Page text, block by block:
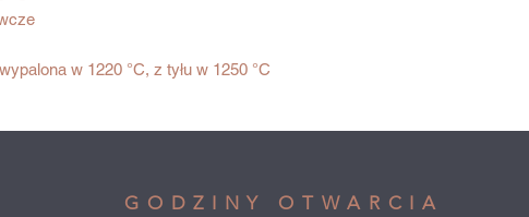
w 1220 °C, z tyłu w 1250 °C
GODZINY OTWARCIA